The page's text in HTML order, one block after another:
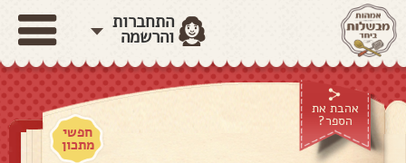
התחברות
והרשמה
אהבת את
הספר?
חפשי
מתכון